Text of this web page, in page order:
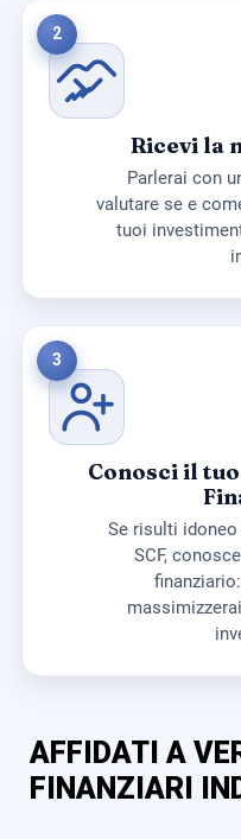
2
Ricevi la
Parlerai con
valutare se e
tuoi
3
Conosci il
Se risulti
SCF,
AFFIDATI A
FINANZIARI